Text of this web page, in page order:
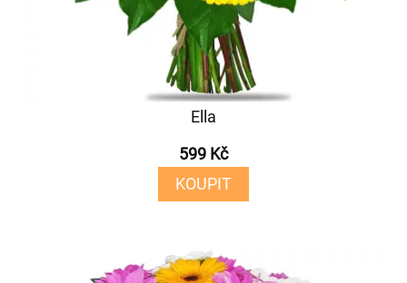
Ella
599 Kč
KOUPIT